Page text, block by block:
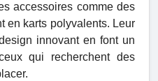
accessoires comme des
en karts polyvalents. Leur
innovant en font un
qui recherchent des